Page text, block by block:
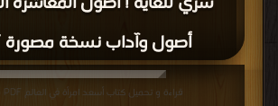
أصول وآداب نسخة مصورة PDF
قراءة و تحميل كتاب أسعد امرأة في العالم PDF مجانا